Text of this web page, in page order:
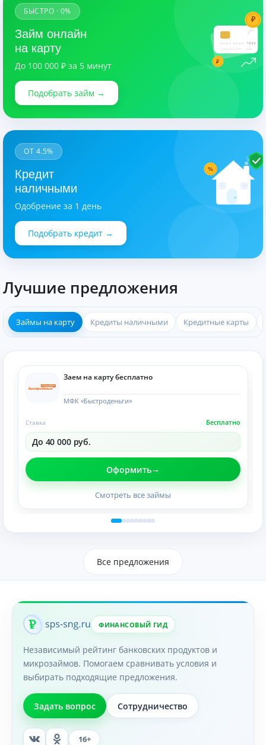
7890
03/28
₽
₽
БЫСТРО · 0%
Займ онлайн
на карту
До 100 000 ₽ за 5 минут
Подобрать займ →
%
ОТ 4.5%
Кредит
наличными
Одобрение за 1 день
Подобрать кредит →
Лучшие предложения
Займы на карту Кредиты наличными Кредитные карты
Заем на карту бесплатно
МФК «Быстроденьги»
Бесплатно
Ставка
До 40 000 руб.
Оформить
Смотреть все займы
Все предложения
ФИНАНСОВЫЙ ГИД
Независимый рейтинг банковских продуктов и
микрозаймов. Помогаем сравнивать условия и
выбирать подходящие предложения.
Задать вопрос Сотрудничество
16+